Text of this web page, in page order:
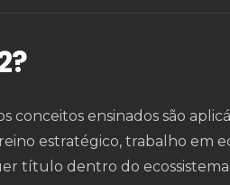
conceitos ensinados são
estratégico, trabalho em
título dentro do ecossistema